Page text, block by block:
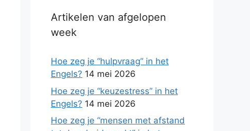
Artikelen van afgelopen
week
Hoe zeg je “hulpvraag” in het
Engels? 14 mei 2026
Hoe zeg je “keuzestress” in het
Engels? 14 mei 2026
Hoe zeg je “mensen met afstand